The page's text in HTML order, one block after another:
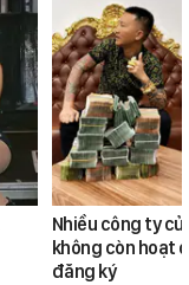
Nhiều công ty
không còn hoạt
đăng ký